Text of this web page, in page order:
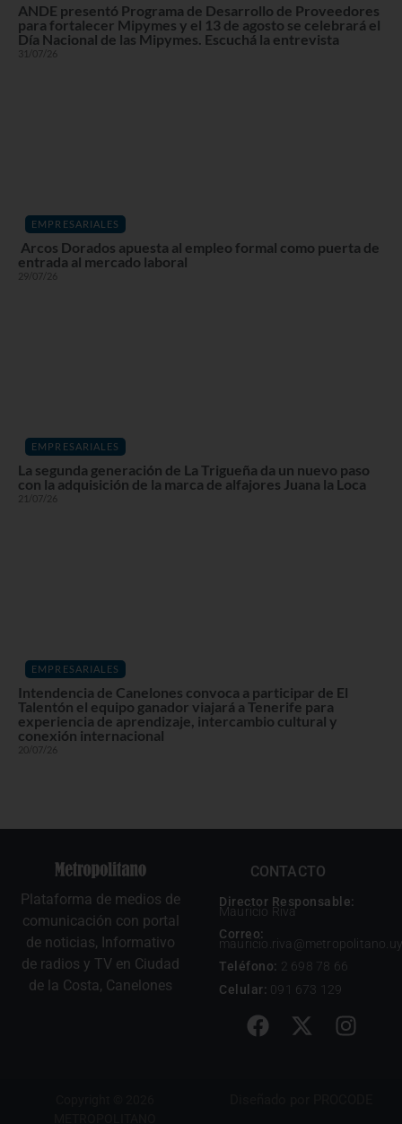
ANDE presentó Programa de Desarrollo de Proveedores
para fortalecer Mipymes y el 13 de agosto se celebrará el
Día Nacional de las Mipymes. Escuchá la entrevista
31/07/26
EMPRESARIALES
Arcos Dorados apuesta al empleo formal como puerta de
entrada al mercado laboral
29/07/26
EMPRESARIALES
La segunda generación de La Trigueña da un nuevo paso
con la adquisición de la marca de alfajores Juana la Loca
21/07/26
EMPRESARIALES
Intendencia de Canelones convoca a participar de El
Talentón el equipo ganador viajará a Tenerife para
experiencia de aprendizaje, intercambio cultural y
conexión internacional
20/07/26
Plataforma de medios de
comunicación con portal
de noticias, Informativo
de radios y TV en Ciudad
de la Costa, Canelones
CONTACTO
Director Responsable:
Mauricio Riva
Correo:
mauricio.riva@metropolitano.uy
Teléfono: 2 698 78 66
Celular: 091 673 129